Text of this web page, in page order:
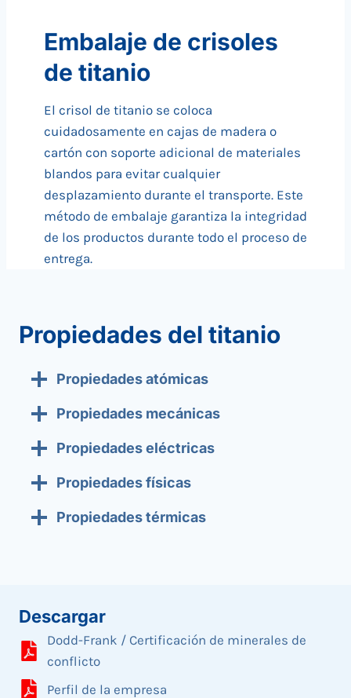
Embalaje de crisoles
de titanio
El crisol de titanio se coloca
cuidadosamente en cajas de madera o
cartón con soporte adicional de materiales
blandos para evitar cualquier
desplazamiento durante el transporte. Este
método de embalaje garantiza la integridad
de los productos durante todo el proceso de
entrega.
Propiedades del titanio
Propiedades atómicas
Propiedades mecánicas
Propiedades eléctricas
Propiedades físicas
Propiedades térmicas
Descargar
Dodd-Frank / Certificación de minerales de
conflicto
Perfil de la empresa